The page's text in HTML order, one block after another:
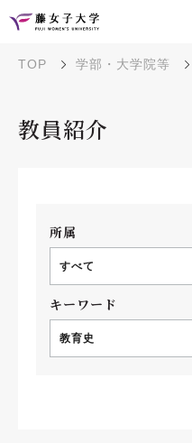
TOP 学部・大学院等
教員紹介
所属
すべて
キーワード
教育史